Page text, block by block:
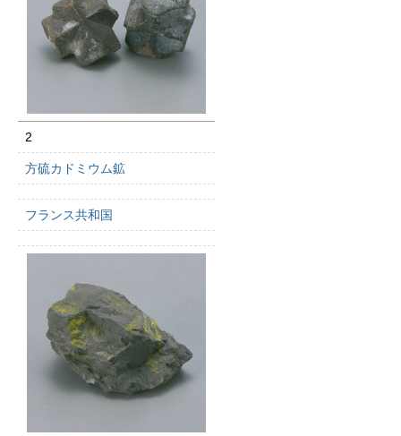
2
方硫カドミウム鉱
フランス共和国